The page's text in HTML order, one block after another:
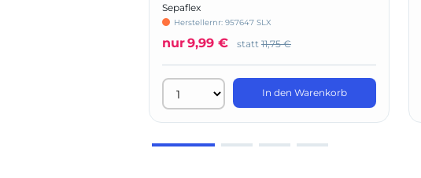
Sepaflex
Herstellernr: 957647 SLX
nur9,99 € statt 11,75 €
In den Warenkorb